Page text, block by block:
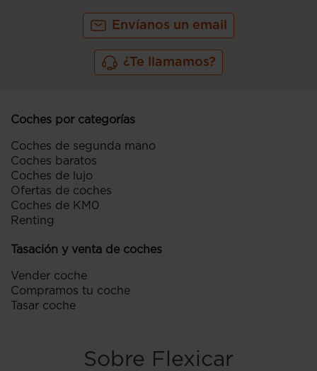
Envíanos un email
¿Te llamamos?
Coches por categorías
Coches de segunda mano
Coches baratos
Coches de lujo
Ofertas de coches
Coches de KM0
Renting
Tasación y venta de coches
Vender coche
Compramos tu coche
Tasar coche
Sobre Flexicar